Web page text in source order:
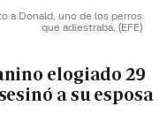
a Donald, uno de los perros
que adiestraba. (EFE)
elogiado 29
a su esposa